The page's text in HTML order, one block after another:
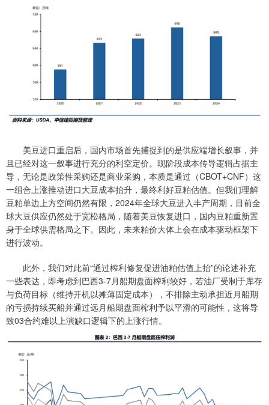
美豆进口重启后，国内市场首先捕捉到的是供应端增长叙事，并
且已经对这一叙事进行充分的利空定价。现阶段成本传导逻辑占据主
导，无论是政策性采购还是商业采购，本质是通过（CBOT+CNF）这
一组合上涨推动进口大豆成本抬升，最终利好豆粕估值。但我们理解
豆粕单边上方空间仍然有限，2024年全球大豆进入丰产周期，目前全
球大豆供应仍然处于宽松格局，随着美豆恢复进口，国内豆粕重新置
身于全球供需格局之下。因此，未来粕价大体上会在成本驱动框架下
进行波动。
此外，我们对此前“通过榨利修复促进油粕估值上抬”的论述补充
一些表达，即考虑到巴西3-7月船期盘面榨利较好，若油厂受制于库存
与负荷目标（维持开机以摊薄固定成本），不排除主动承担近月船期
的亏损持续买船并通过远月船期盘面榨利予以平滑的可能性，这将导
致03合约难以上演缺口逻辑下的上涨行情。